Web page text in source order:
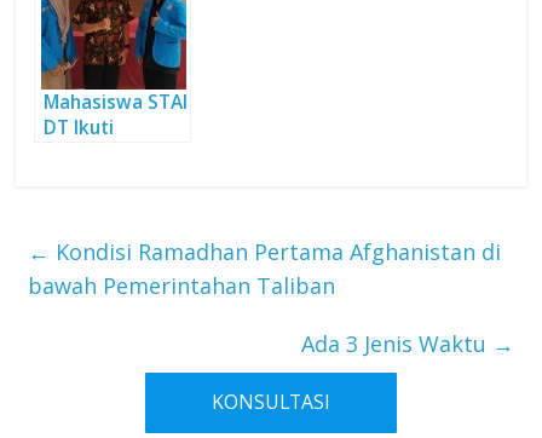
Mahasiswa STAI
DT Ikuti
Barat
← Kondisi Ramadhan Pertama Afghanistan di
bawah Pemerintahan Taliban
Ada 3 Jenis Waktu →
KONSULTASI